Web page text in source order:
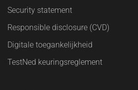
Security statement
Responsible disclosure (CVD)
Digitale toegankelijkheid
TestNed keuringsreglement